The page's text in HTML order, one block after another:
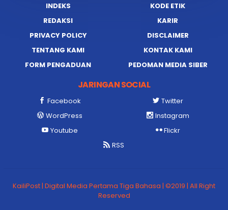
INDEKS
KODE ETIK
REDAKSI
KARIR
PRIVACY POLICY
DISCLAIMER
TENTANG KAMI
KONTAK KAMI
FORM PENGADUAN
PEDOMAN MEDIA SIBER
JARINGAN SOCIAL
Facebook
Twitter
WordPress
Instagram
Youtube
Flickr
RSS
KailiPost | Digital Media Pertama Tiga Bahasa | ©2019 | All Right
Reserved